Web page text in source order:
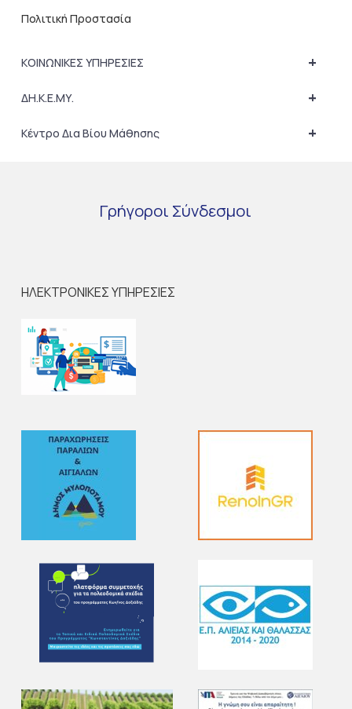
Πολιτική Προστασία
+
ΚΟΙΝΩΝΙΚΕΣ ΥΠΗΡΕΣΙΕΣ
+
ΔΗ.Κ.Ε.ΜΥ.
+
Κέντρο Δια Βίου Μάθησης
Γρήγοροι Σύνδεσμοι
ΗΛΕΚΤΡΟΝΙΚΕΣ ΥΠΗΡΕΣΙΕΣ